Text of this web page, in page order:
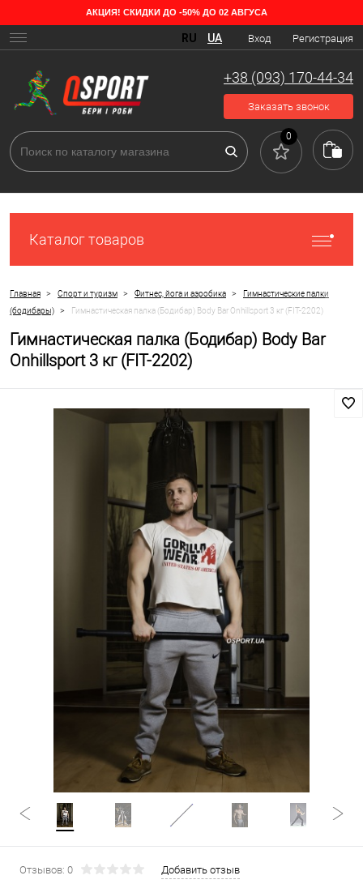
АКЦИЯ! СКИДКИ ДО -50% ДО 02 АВГУСА
Вход Регистрация
RU UA
+38 (093) 170-44-34
Заказать звонок
0
Каталог товаров
Главная > Спорт и туризм > Фитнес, йога и аэробика >
Гимнастические палки
(бодибары)
> Гимнастическая палка (Бодибар) Body Bar Onhillsport 3 кг (FIT-2202)
Гимнастическая палка (Бодибар) Body Bar
Onhillsport 3 кг (FIT-2202)
Отзывов: 0 Добавить отзыв